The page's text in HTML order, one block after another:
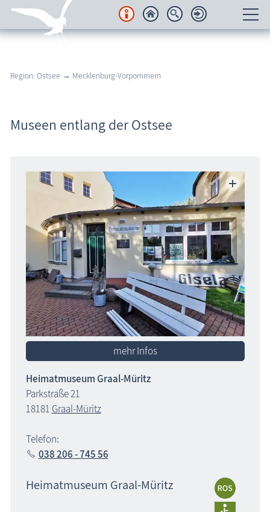
Regionales
Freizeit
Wissenswertes
Veranstaltungen
Blog
Region: Ostsee → Mecklenburg-Vorpommern
Museen entlang der Ostsee
mehr Infos
Heimatmuseum Graal-Müritz
Parkstraße 21
18181 Graal-Müritz
Telefon:
038 206 - 745 56
Heimatmuseum Graal-Müritz